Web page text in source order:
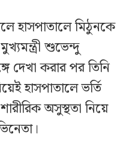
হাসপাতালে মিঠুনকে
শুভেন্দু
দেখা করার পর তিনি
হাসপাতালে ভর্তি
অসুস্থতা নিয়ে